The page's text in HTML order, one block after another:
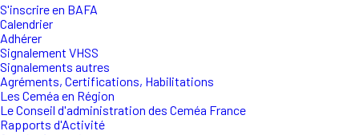
S'inscrire en BAFA
Calendrier
Adhérer
Signalement VHSS
Signalements autres
Agréments, Certifications, Habilitations
Les Ceméa en Région
Le Conseil d'administration des Ceméa France
Rapports d'Activité